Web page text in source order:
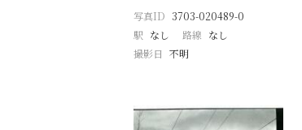
写真ID 3703-020489-0
駅 なし 路線 なし
撮影日 不明